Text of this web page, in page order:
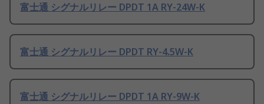
富士通 シグナルリレー DPDT 1A RY-24W-K
富士通 シグナルリレー DPDT RY-4.5W-K
富士通 シグナルリレー DPDT 1A RY-9W-K